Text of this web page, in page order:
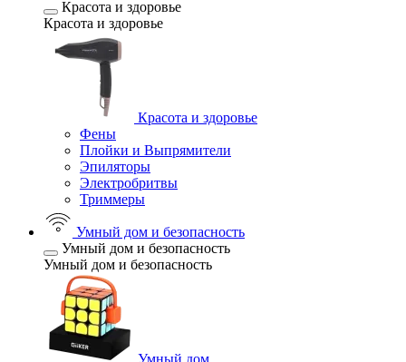
Красота и здоровье
Красота и здоровье
Красота и здоровье
Фены
Плойки и Выпрямители
Эпиляторы
Электробритвы
Триммеры
Умный дом и безопасность
Умный дом и безопасность
Умный дом и безопасность
Умный дом